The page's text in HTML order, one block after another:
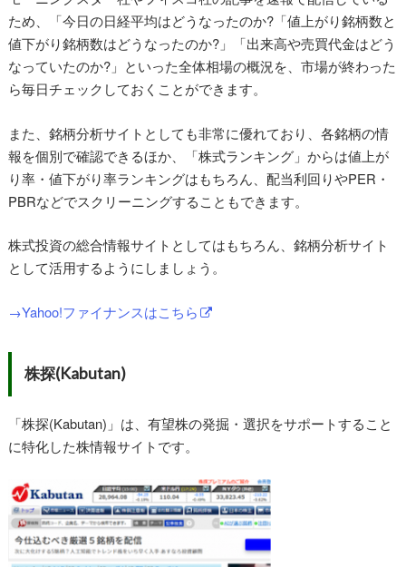
ため、「今日の日経平均はどうなったのか?「値上がり銘柄数と
値下がり銘柄数はどうなったのか?」「出来高や売買代金はどう
なっていたのか?」といった全体相場の概況を、市場が終わった
ら毎日チェックしておくことができます。
また、銘柄分析サイトとしても非常に優れており、各銘柄の情
報を個別で確認できるほか、「株式ランキング」からは値上が
り率・値下がり率ランキングはもちろん、配当利回りやPER・
PBRなどでスクリーニングすることもできます。
株式投資の総合情報サイトとしてはもちろん、銘柄分析サイト
として活用するようにしましょう。
→Yahoo!ファイナンスはこちら
株探(Kabutan)
「株探(Kabutan)」は、有望株の発掘・選択をサポートすること
に特化した株情報サイトです。